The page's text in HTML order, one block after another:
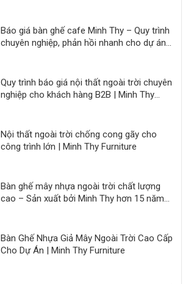
Báo giá bàn ghế cafe Minh Thy – Quy trình
chuyên nghiệp, phản hồi nhanh cho dự án
Quy trình báo giá nội thất ngoài trời chuyên
nghiệp cho khách hàng B2B | Minh Thy
Nội thất ngoài trời chống cong gãy cho
công trình lớn | Minh Thy Furniture
Bàn ghế mây nhựa ngoài trời chất lượng
cao – Sản xuất bởi Minh Thy hơn 15 năm
Bàn Ghế Nhựa Giả Mây Ngoài Trời Cao Cấp
Cho Dự Án | Minh Thy Furniture